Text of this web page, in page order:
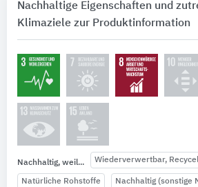
Nachhaltige Eigenschaften und
Klimaziele zur Produktinformation
Nachhaltig, weil... Wiederverwertbar,
Natürliche Rohstoffe Nachhaltig (sonstige